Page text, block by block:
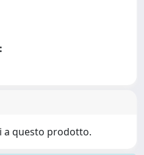
a questo prodotto.